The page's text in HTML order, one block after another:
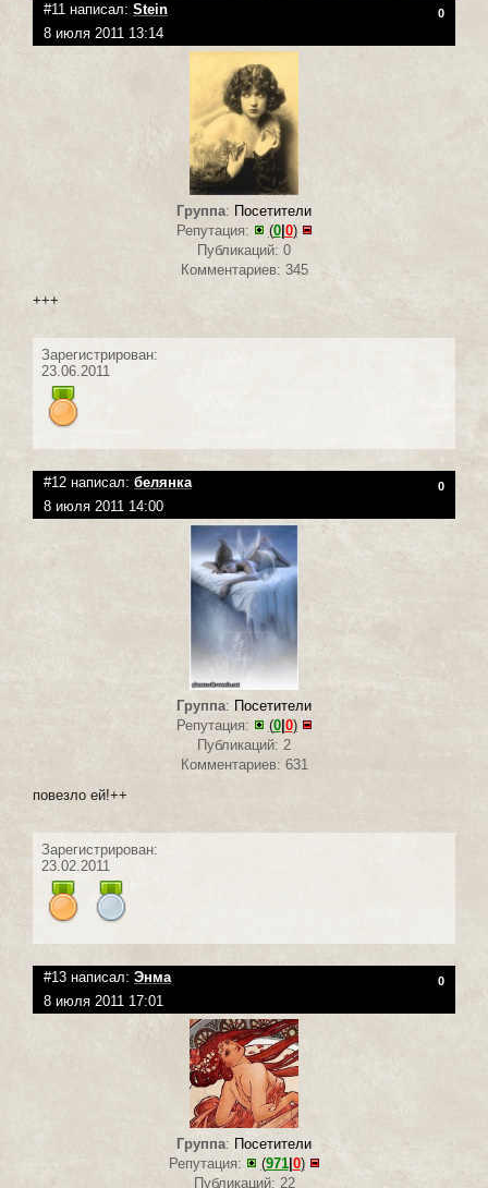
#11 написал: Stein 0
8 июля 2011 13:14
Группа: Посетители
Репутация:
(0|0)
Публикаций: 0
Комментариев: 345
+++
Зарегистрирован:
23.06.2011
#12 написал: белянка 0
8 июля 2011 14:00
Группа: Посетители
Репутация:
(0| 0)
Публикаций: 2
Комментариев: 631
повезло ей!++
Зарегистрирован:
23.02.2011
#13 написал: Энма 0
8 июля 2011 17:01
Группа: Посетители
Репутация:
(971| 0)
Публикаций: 22